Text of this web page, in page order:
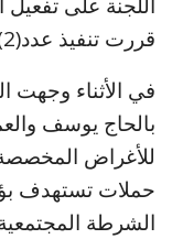
قررت تنفيذ عدد(2) كردون أمني ( تطويق ) بشرق النيل.
في الأثناء
بالحاج يوسف
للأغراض
حملات تستهدف
الشرطة